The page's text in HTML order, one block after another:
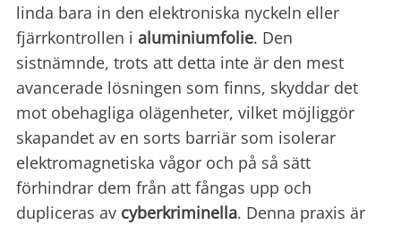
linda bara in den elektroniska nyckeln eller
fjärrkontrollen i aluminiumfolie. Den
sistnämnde, trots att detta inte är den mest
avancerade lösningen som finns, skyddar det
mot obehagliga olägenheter, vilket möjliggör
skapandet av en sorts barriär som isolerar
elektromagnetiska vågor och på så sätt
förhindrar dem från att fångas upp och
dupliceras av cyberkriminella. Denna praxis är